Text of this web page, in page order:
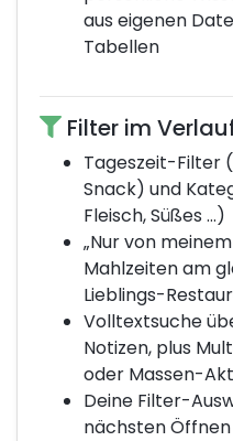
aus eigenen
Tabellen
Filter im
Tageszeit-Filter
Snack) und
Fleisch, Süßes …)
„Nur von
Mahlzeiten am
Lieblings-
Volltextsuche
Notizen, plus
oder Massen-
Deine Filter-
nächsten